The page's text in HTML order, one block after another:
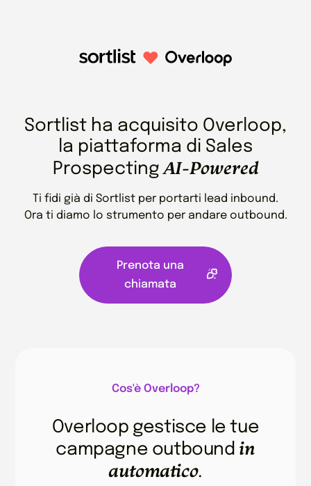
Sortlist ha acquisito Overloop,
la piattaforma di Sales
ProspectingAI-Powered
Ti fidi già di Sortlist per portarti lead inbound.
Ora ti diamo lo strumento per andare outbound.
Prenota una
chiamata
Cos'è Overloop?
Overloop gestisce le tue
campagne outbound in
automatico.